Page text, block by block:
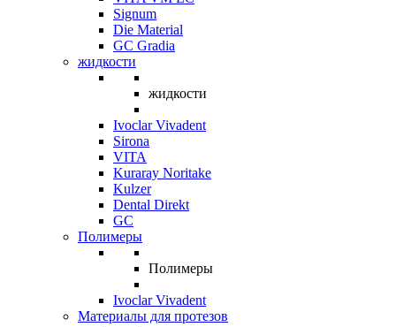
Signum
Die Material
GC Gradia
жидкости
жидкости
Ivoclar Vivadent
Sirona
VITA
Kuraray Noritake
Kulzer
Dental Direkt
GC
Полимеры
Полимеры
Ivoclar Vivadent
Материалы для протезов